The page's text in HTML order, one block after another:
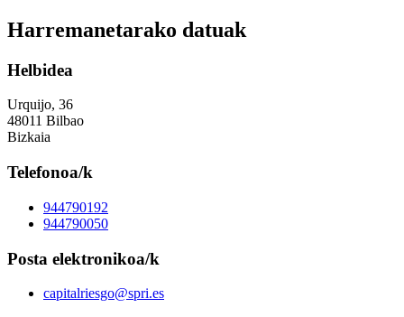
Harremanetarako datuak
Helbidea
Urquijo, 36
48011 Bilbao
Bizkaia
Telefonoa/k
944790192
944790050
Posta elektronikoa/k
capitalriesgo@spri.es